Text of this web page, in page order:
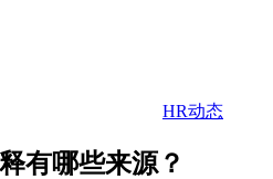
HR动态
有哪些来源？